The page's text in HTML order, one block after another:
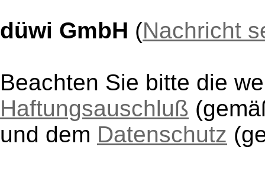
düwi GmbH (Nachricht
Beachten Sie bitte die
Haftungsauschluß
und dem Datenschutz